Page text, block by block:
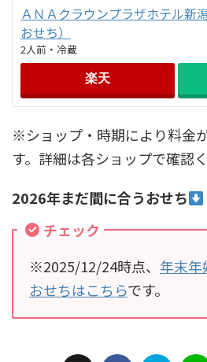
ＡＮＡクラウンプラザホテル新
おせち）
2人前・冷蔵
楽天
※ショップ・時期により料金
す。詳細は各ショップで確認
2026年まだ間に合うおせち
チェック
※2025/12/24時点、 年末年
おせちはこちらです。